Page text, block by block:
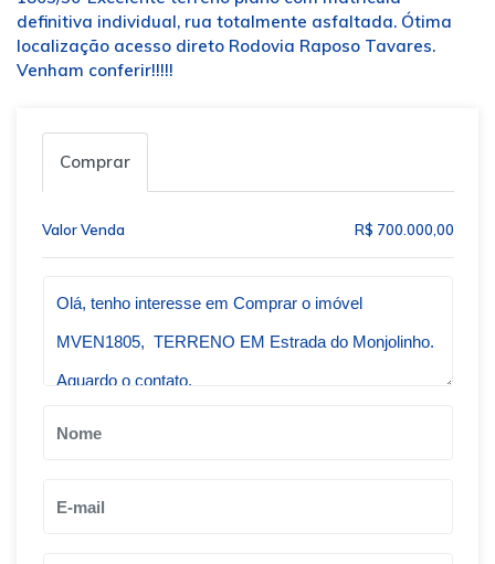
definitiva individual, rua totalmente asfaltada. Ótima
localização acesso direto Rodovia Raposo Tavares.
Venham conferir!!!!!
Comprar
Valor Venda R$ 700.000,00